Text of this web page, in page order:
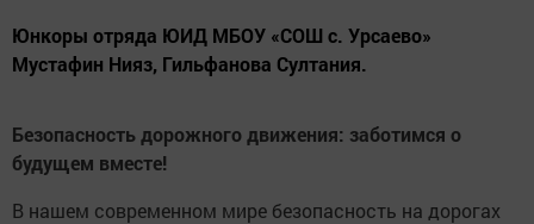
Юнкоры отряда ЮИД МБОУ «СОШ с. Урсаево»
Мустафин Нияз, Гильфанова Султания.
Безопасность дорожного движения: заботимся о
будущем вместе!
В нашем современном мире безопасность на дорогах